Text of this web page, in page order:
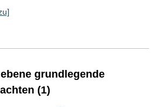
grundlegende
(1)